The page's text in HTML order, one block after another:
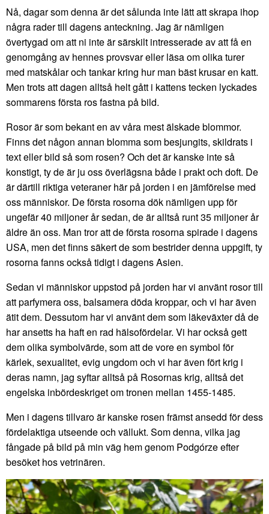
Nå, dagar som denna är det sålunda inte lätt att skrapa ihop
några rader till dagens anteckning. Jag är nämligen
övertygad om att ni inte är särskilt intresserade av att få en
genomgång av hennes provsvar eller läsa om olika turer
med matskålar och tankar kring hur man bäst krusar en katt.
Men trots att dagen alltså helt gått i kattens tecken lyckades
sommarens första ros fastna på bild.
Rosor är som bekant en av våra mest älskade blommor.
Finns det någon annan blomma som besjungits, skildrats i
text eller bild så som rosen? Och det är kanske inte så
konstigt, ty de är ju oss överlägsna både i prakt och doft. De
är därtill riktiga veteraner här på jorden i en jämförelse med
oss människor. De första rosorna dök nämligen upp för
ungefär 40 miljoner år sedan, de är alltså runt 35 miljoner år
äldre än oss. Man tror att de första rosorna spirade i dagens
USA, men det finns säkert de som bestrider denna uppgift, ty
rosorna fanns också tidigt i dagens Asien.
Sedan vi människor uppstod på jorden har vi använt rosor till
att parfymera oss, balsamera döda kroppar, och vi har även
ätit dem. Dessutom har vi använt dem som läkeväxter då de
har ansetts ha haft en rad hälsofördelar. Vi har också gett
dem olika symbolvärde, som att de vore en symbol för
kärlek, sexualitet, evig ungdom och vi har även fört krig i
deras namn, jag syftar alltså på Rosornas krig, alltså det
engelska inbördeskriget om tronen mellan 1455-1485.
Men i dagens tillvaro är kanske rosen främst ansedd för dess
fördelaktiga utseende och vällukt. Som denna, vilka jag
fångade på bild på min väg hem genom Podgórze efter
besöket hos vetrinären.